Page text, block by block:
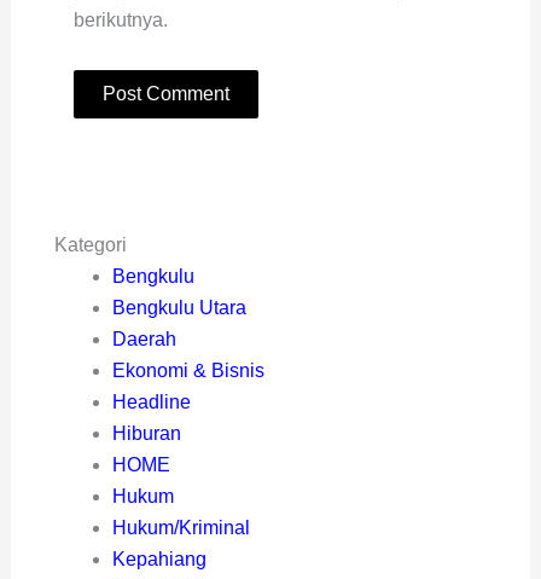
berikutnya.
Kategori
Bengkulu
Bengkulu Utara
Daerah
Ekonomi & Bisnis
Headline
Hiburan
HOME
Hukum
Hukum/Kriminal
Kepahiang